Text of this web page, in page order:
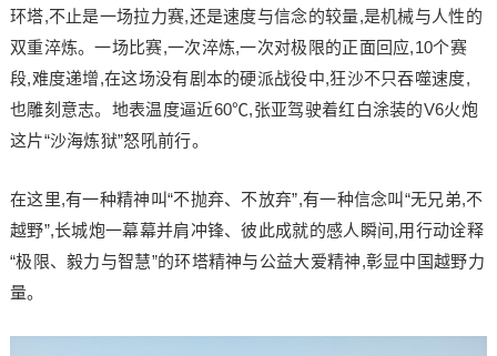
环塔,不止是一场拉力赛,还是速度与信念的较量,是机械与人性的
双重淬炼。一场比赛,一次淬炼,一次对极限的正面回应,10个赛
段,难度递增,在这场没有剧本的硬派战役中,狂沙不只吞噬速度,
也雕刻意志。地表温度逼近60℃,张亚驾驶着红白涂装的V6火炮
这片“沙海炼狱”怒吼前行。
在这里,有一种精神叫“不抛弃、不放弃”,有一种信念叫“无兄弟,不
越野”,长城炮一幕幕并肩冲锋、彼此成就的感人瞬间,用行动诠释
“极限、毅力与智慧”的环塔精神与公益大爱精神,彰显中国越野力
量。